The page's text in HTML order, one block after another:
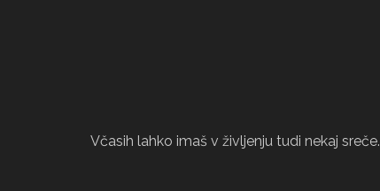
Včasih lahko imaš v življenju tudi nekaj sreče.